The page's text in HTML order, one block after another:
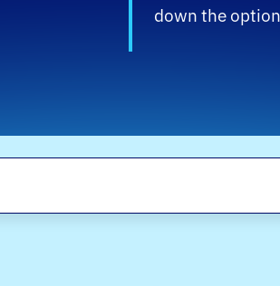
down the